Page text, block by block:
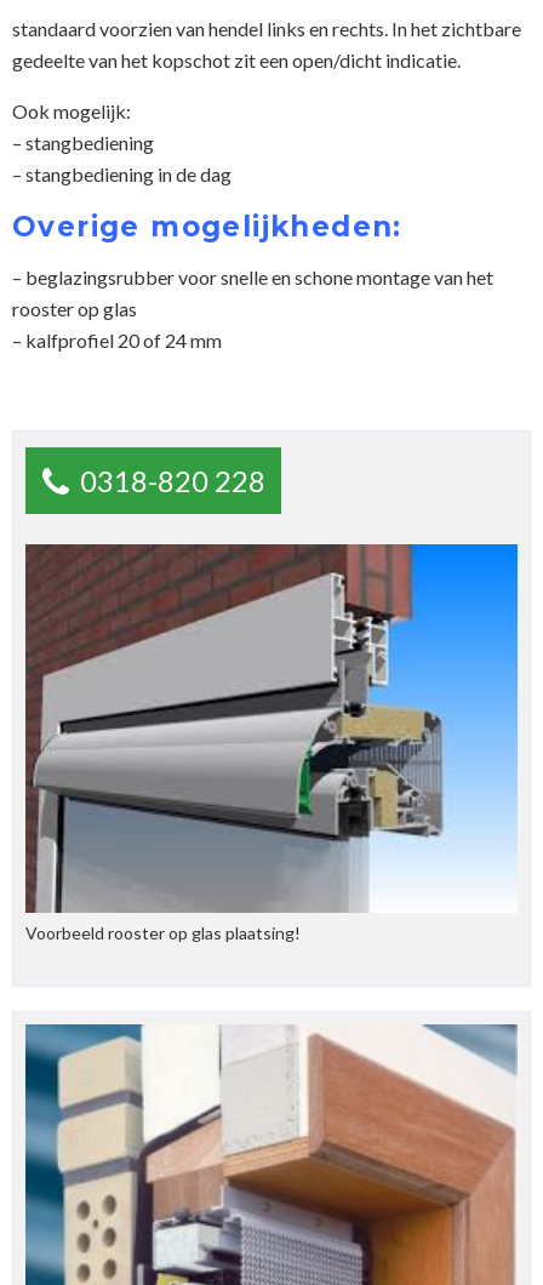
standaard voorzien van hendel links en rechts. In het zichtbare
gedeelte van het kopschot zit een open/dicht indicatie.
Ook mogelijk:
– stangbediening
– stangbediening in de dag
Overige mogelijkheden:
– beglazingsrubber voor snelle en schone montage van het
rooster op glas
– kalfprofiel 20 of 24 mm
0318-820 228
Voorbeeld rooster op glas plaatsing!